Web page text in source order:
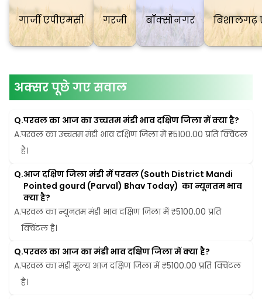
गार्जी एपीएमसी गरजी बॉक्सोनगर बिशालगढ़
अक्सर पूछे गए सवाल
Q.परवल का आज का उच्चतम मंडी भाव दक्षिण जिला में क्या है?
A.परवल का उच्चतम मंडी भाव दक्षिण जिला में ₹5100.00 प्रति क्विंटल
है।
Q.आज दक्षिण जिला मंडी में परवल (South District Mandi
Pointed gourd (Parval) Bhav Today)  का न्यूनतम भाव
क्या है?
A.परवल का न्यूनतम मंडी भाव दक्षिण जिला में ₹5100.00 प्रति
क्विंटल है।
Q.परवल का आज का मंडी भाव दक्षिण जिला में क्या है?
A.परवल का मंडी मूल्य आज दक्षिण जिला में ₹5100.00 प्रति क्विंटल
है।